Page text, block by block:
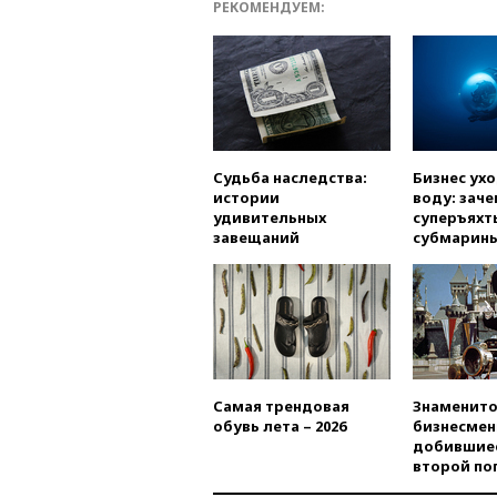
РЕКОМЕНДУЕМ:
Судьба наследства:
истории
удивительных
завещаний
Бизнес
воду:
Самая трендовая
обувь лета – 2026
второй